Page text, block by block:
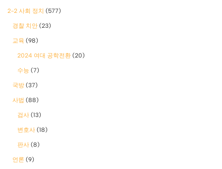
2-2 사회 정치 (577)
경찰 치안 (23)
교육 (98)
2024 여대 공학전환 (20)
수능 (7)
국방 (37)
사법 (88)
검사 (13)
변호사 (18)
판사 (8)
언론 (9)